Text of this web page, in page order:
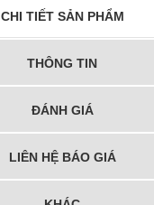
CHI TIẾT SẢN PHẨM
THÔNG TIN
ĐÁNH GIÁ
LIÊN HỆ BÁO GIÁ